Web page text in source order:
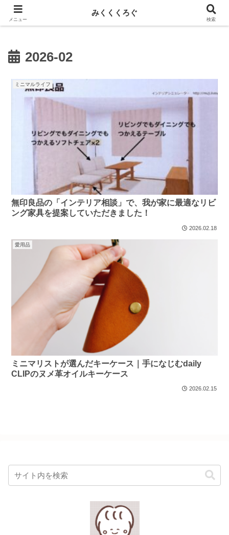
新しい記事はnoteに投稿しています！
2026-02
ミニマルライフ
無印良品の「インテリア相談」で、我が家に最適なリビ
ング家具を提案していただきました！
2026.02.18
愛用品
ミニマリストが選んだキーケース｜手になじむdaily
CLIPのヌメ革オイルキーケース
2026.02.15
メニュー
みくくくろぐ
検索